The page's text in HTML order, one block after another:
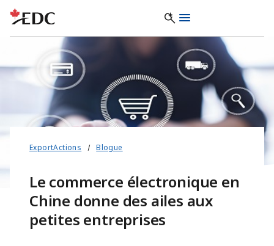
ExportActions Blogue
Le commerce électronique en
Chine donne des ailes aux
petites entreprises